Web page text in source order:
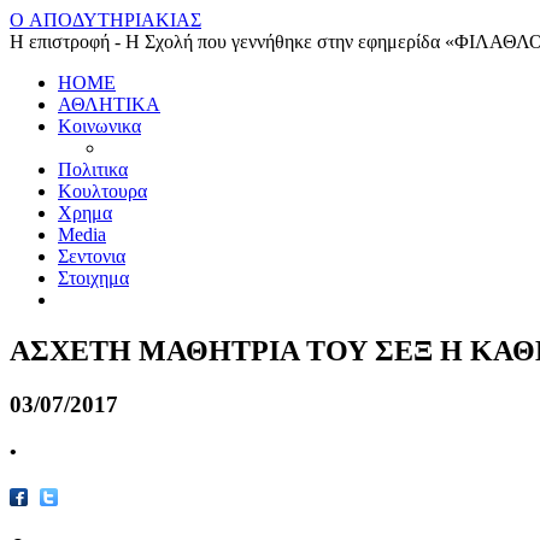
O ΑΠΟΔΥΤΗΡΙΑΚΙΑΣ
Η επιστροφή - Η Σχολή που γεννήθηκε στην εφημερίδα
HOME
ΑΘΛΗΤΙΚΑ
Κοινωνικα
Πολιτικα
Κουλτουρα
Χρημα
Media
Σεντονια
Στοιχημα
ΑΣΧΕΤΗ ΜΑΘΗΤΡΙΑ ΤΟΥ ΣΕΞ Η
03/07/2017
•